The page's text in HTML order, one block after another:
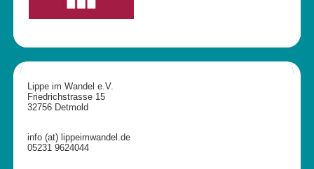
Lippe im Wandel e.V.
Friedrichstrasse 15
32756 Detmold
info (at) lippeimwandel.de
05231 9624044